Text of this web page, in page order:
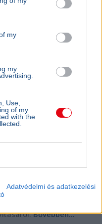
my
my
Use,
of my
with the
Adatvédelmi és adatkezelési
szerint még
Bővebben...